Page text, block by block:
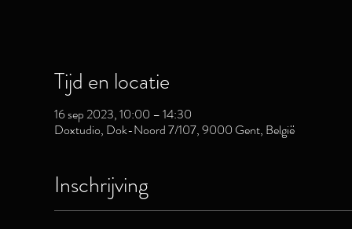
Tijd en locatie
16 sep 2023, 10:00 – 14:30
Doxtudio, Dok-Noord 7/107, 9000 Gent, België
Inschrijving